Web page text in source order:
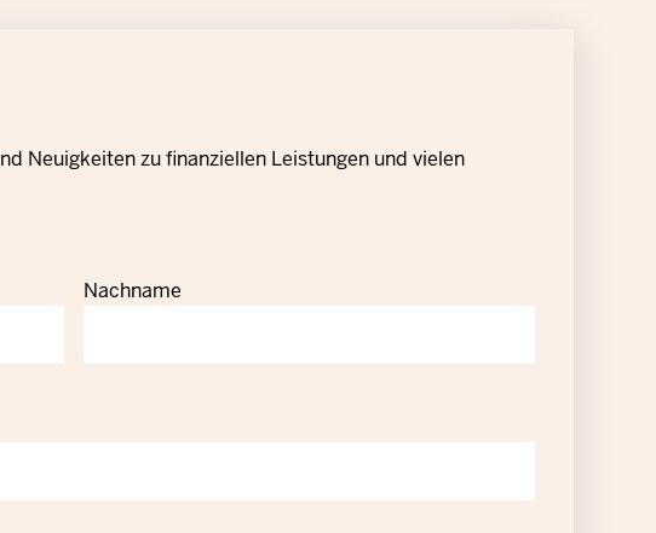
Neuigkeiten zu finanziellen Leistungen und vielen
Nachname